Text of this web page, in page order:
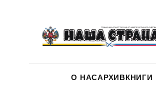
О НАСАРХИВКНИГИ